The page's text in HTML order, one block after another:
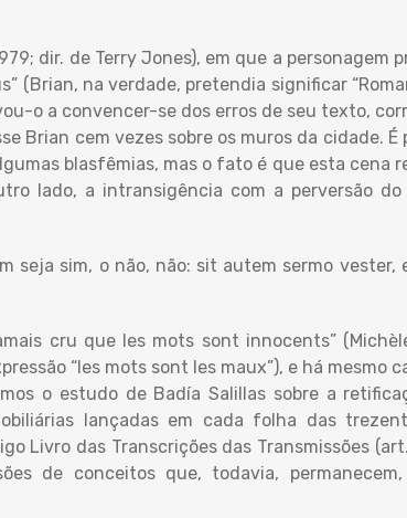
dir. de Terry Jones), em que a personagem
(Brian, na verdade, pretendia significar
o a convencer-se dos erros de seu texto,
Brian cem vezes sobre os muros da cidade. É
blasfêmias, mas o fato é que esta cena
lado, a intransigência com a perversão do
seja sim, o não, não: sit autem sermo vester,
cru que les mots sont innocents”
“les mots sont les maux”), e há mesmo
o estudo de Badía Salillas sobre a
lançadas em cada folha das
Livro das Transcrições das Transmissões
de conceitos que, todavia, permanecem,